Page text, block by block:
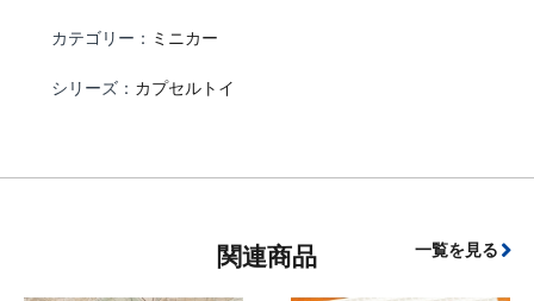
カテゴリー： ミニカー
シリーズ： カプセルトイ
関連商品 一覧を見る